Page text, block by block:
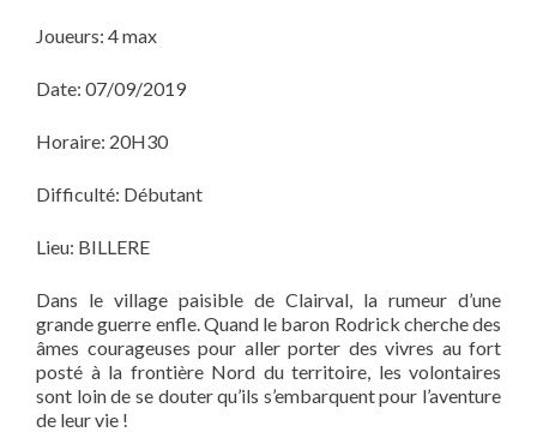
Joueurs: 4 max
Date: 07/09/2019
Horaire: 20H30
Difficulté: Débutant
Lieu: BILLERE
Dans le village paisible de Clairval, la rumeur d’une
grande guerre enfle. Quand le baron Rodrick cherche des
âmes courageuses pour aller porter des vivres au fort
posté à la frontière Nord du territoire, les volontaires
sont loin de se douter qu’ils s’embarquent pour l’aventure
de leur vie !